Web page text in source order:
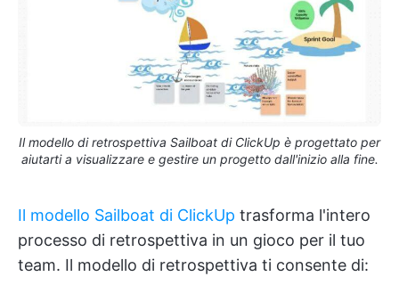
Il modello di retrospettiva Sailboat di ClickUp è progettato per
aiutarti a visualizzare e gestire un progetto dall'inizio alla fine.
Il modello Sailboat di ClickUp trasforma l'intero
processo di retrospettiva in un gioco per il tuo
team. Il modello di retrospettiva ti consente di: